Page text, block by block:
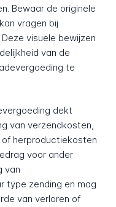
Bewaar de originele
vragen bij
visuele bewijzen
van de
te
dekt
van verzendkosten,
herproductiekosten
voor ander
van
type zending en mag
van verloren of